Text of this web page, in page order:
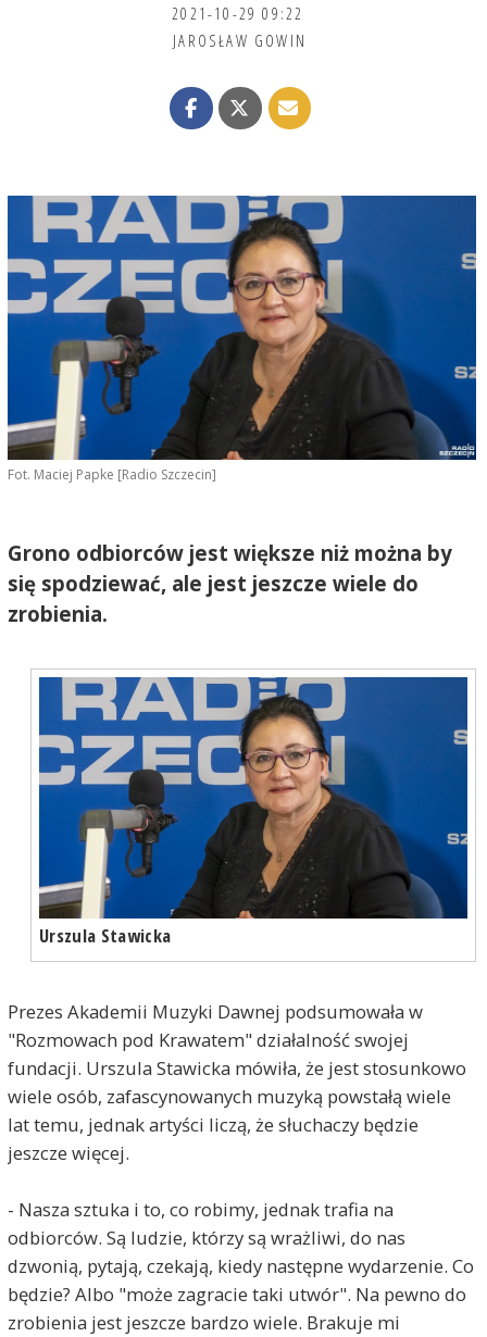
2021-10-29 09:22
JAROSŁAW GOWIN
Fot. Maciej Papke [Radio Szczecin]
Grono odbiorców jest większe niż można by
się spodziewać, ale jest jeszcze wiele do
zrobienia.
Urszula Stawicka
Prezes Akademii Muzyki Dawnej podsumowała w
"Rozmowach pod Krawatem" działalność swojej
fundacji. Urszula Stawicka mówiła, że jest stosunkowo
wiele osób, zafascynowanych muzyką powstałą wiele
lat temu, jednak artyści liczą, że słuchaczy będzie
jeszcze więcej.
- Nasza sztuka i to, co robimy, jednak trafia na
odbiorców. Są ludzie, którzy są wrażliwi, do nas
dzwonią, pytają, czekają, kiedy następne wydarzenie. Co
będzie? Albo "może zagracie taki utwór". Na pewno do
zrobienia jest jeszcze bardzo wiele. Brakuje mi